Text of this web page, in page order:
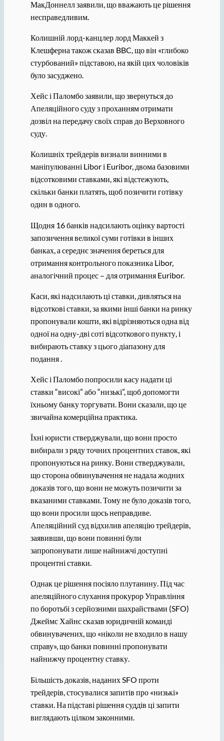
МакДоннелл заявили, що вважають це рішення
несправедливим.
Колишній лорд-канцлер лорд Маккей з
Клешферна також сказав BBC, що він «глибоко
стурбований» підставою, на якій цих чоловіків
було засуджено.
Хейс і Паломбо заявили, що звернуться до
Апеляційного суду з проханням отримати
дозвіл на передачу своїх справ до Верховного
суду.
Колишніх трейдерів визнали винними в
маніпулюванні Libor і Euribor, двома базовими
відсотковими ставками, які відстежують,
скільки банки платять, щоб позичити готівку
один в одного.
Щодня 16 банків надсилають оцінку вартості
запозичення великої суми готівки в інших
банках, а середнє значення береться для
отримання контрольного показника Libor,
аналогічний процес – для отримання Euribor.
Каси, які надсилають ці ставки, дивляться на
відсоткові ставки, за якими інші банки на ринку
пропонували кошти, які відрізняються одна від
одної на одну-дві соті відсоткового пункту, і
вибирають ставку з цього діапазону для
подання .
Хейс і Паломбо попросили касу надати ці
ставки “високі” або “низькі”, щоб допомогти
їхньому банку торгувати. Вони сказали, що це
звичайна комерційна практика.
Їхні юристи стверджували, що вони просто
вибирали з ряду точних процентних ставок, які
пропонуються на ринку. Вони стверджували,
що сторона обвинувачення не надала жодних
доказів того, що вони не можуть позичити за
вказаними ставками. Тому не було доказів того,
що вони просили щось неправдиве.
Апеляційний суд відхилив апеляцію трейдерів,
заявивши, що вони повинні були
запропонувати лише найнижчі доступні
процентні ставки.
Однак це рішення посіяло плутанину. Під час
апеляційного слухання прокурор Управління
по боротьбі з серйозними шахрайствами (SFO)
Джеймс Хайнс сказав юридичній команді
обвинувачених, що «ніколи не входило в нашу
справу», що банки повинні пропонувати
найнижчу процентну ставку.
Більшість доказів, наданих SFO проти
трейдерів, стосувалися запитів про «низькі»
ставки. На підставі рішення суддів ці запити
виглядають цілком законними.